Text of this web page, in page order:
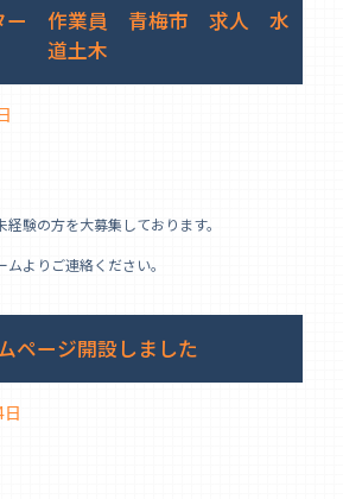
ー 作業員 青梅市 求人 水
道土木
験の方を大募集しております。
よりご連絡ください。
ページ開設しました